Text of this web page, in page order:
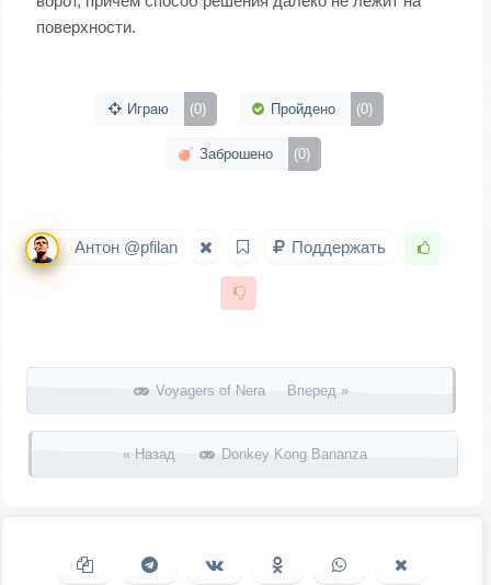
поверхности.
Играю (0) Пройдено (0)
Заброшено (0)
Антон @pfilan Поддержать
Запись навигация
Voyagers of Nera Вперед »
« Назад Donkey Kong Bananza
Копировать ссылкуПоделиться в Telegram
Поделиться ВКонтакте
Поделиться вПоделиться в